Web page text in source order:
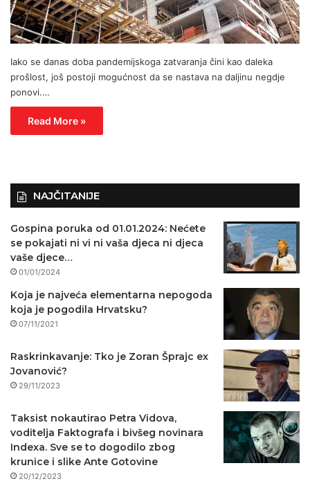
Iako se danas doba pandemijskoga zatvaranja čini kao daleka
prošlost, još postoji mogućnost da se nastava na daljinu negdje
ponovi.…
Read More »
NAJČITANIJE
Gospina poruka od 01.01.2024: Nećete
se pokajati ni vi ni vaša djeca ni djeca
vaše djece…
01/01/2024
Koja je najveća elementarna nepogoda
koja je pogodila Hrvatsku?
07/11/2021
Raskrinkavanje: Tko je Zoran Šprajc ex
Jovanović?
29/11/2023
Taksist nokautirao Petra Vidova,
voditelja Faktografa i bivšeg novinara
Indexa. Sve se to dogodilo zbog
krunice i slike Ante Gotovine
20/12/2023